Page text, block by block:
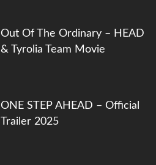
Out Of The Ordinary – HEAD
& Tyrolia Team Movie
ONE STEP AHEAD – Official
Trailer 2025